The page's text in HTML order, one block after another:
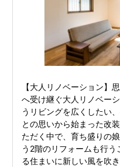
【大人リノベーション】
へ受け継ぐ大人リノベー
うリビングを広くしたい
との思いから始まった改
ただく中で、育ち盛りの
う2階のリフォームも行
る住まいに新しい風を吹